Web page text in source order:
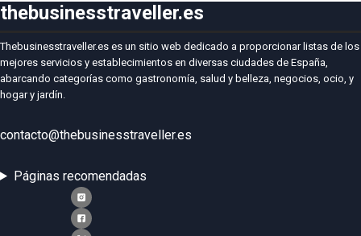
thebusinesstraveller.es
Thebusinesstraveller.es es un sitio web dedicado a proporcionar listas de los
mejores servicios y establecimientos en diversas ciudades de España,
abarcando categorías como gastronomía, salud y belleza, negocios, ocio, y
hogar y jardín.
contacto@thebusinesstraveller.es
Páginas recomendadas